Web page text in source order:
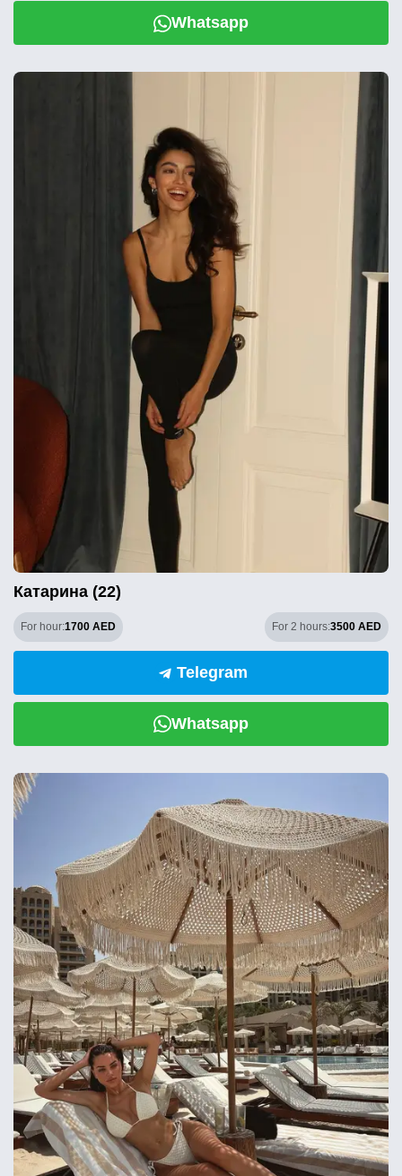
Whatsapp
Катарина (22)
For hour:1700 AED For 2 hours:3500 AED
Telegram
Whatsapp